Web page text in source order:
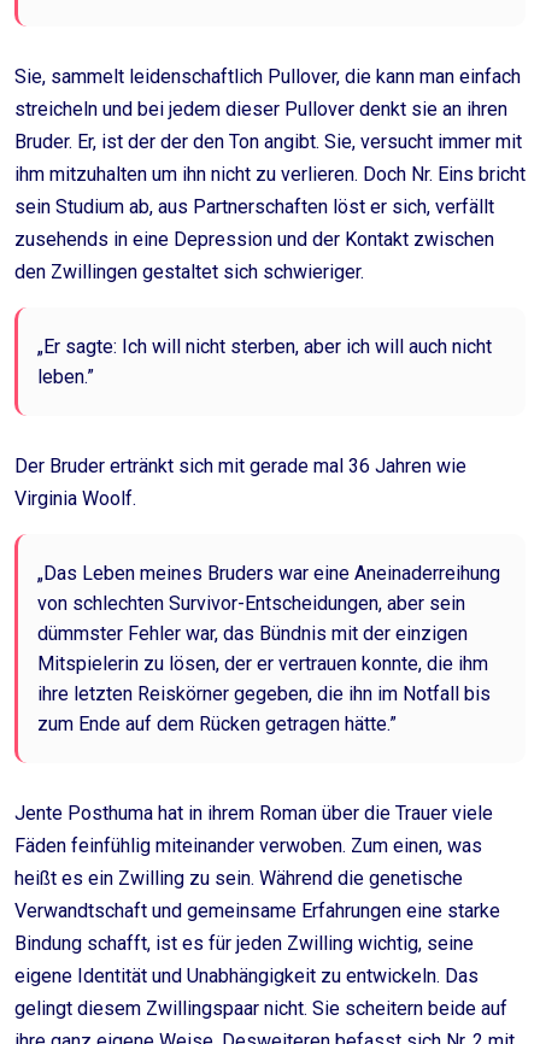
Sie, sammelt leidenschaftlich Pullover, die kann man einfach
streicheln und bei jedem dieser Pullover denkt sie an ihren
Bruder. Er, ist der der den Ton angibt. Sie, versucht immer mit
ihm mitzuhalten um ihn nicht zu verlieren. Doch Nr. Eins bricht
sein Studium ab, aus Partnerschaften löst er sich, verfällt
zusehends in eine Depression und der Kontakt zwischen
den Zwillingen gestaltet sich schwieriger.
„Er sagte: Ich will nicht sterben, aber ich will auch nicht
leben.”
Der Bruder ertränkt sich mit gerade mal 36 Jahren wie
Virginia Woolf.
„Das Leben meines Bruders war eine Aneinaderreihung
von schlechten Survivor-Entscheidungen, aber sein
dümmster Fehler war, das Bündnis mit der einzigen
Mitspielerin zu lösen, der er vertrauen konnte, die ihm
ihre letzten Reiskörner gegeben, die ihn im Notfall bis
zum Ende auf dem Rücken getragen hätte.”
Jente Posthuma hat in ihrem Roman über die Trauer viele
Fäden feinfühlig miteinander verwoben. Zum einen, was
heißt es ein Zwilling zu sein. Während die genetische
Verwandtschaft und gemeinsame Erfahrungen eine starke
Bindung schafft, ist es für jeden Zwilling wichtig, seine
eigene Identität und Unabhängigkeit zu entwickeln. Das
gelingt diesem Zwillingspaar nicht. Sie scheitern beide auf